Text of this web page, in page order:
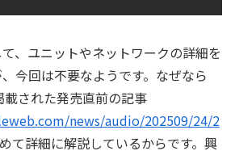
、ユニットやネットワークの詳細を
今回は不要なようです。なぜなら
載された発売直前の記事
news/audio/202509/24/2
て詳細に解説しているからです。興